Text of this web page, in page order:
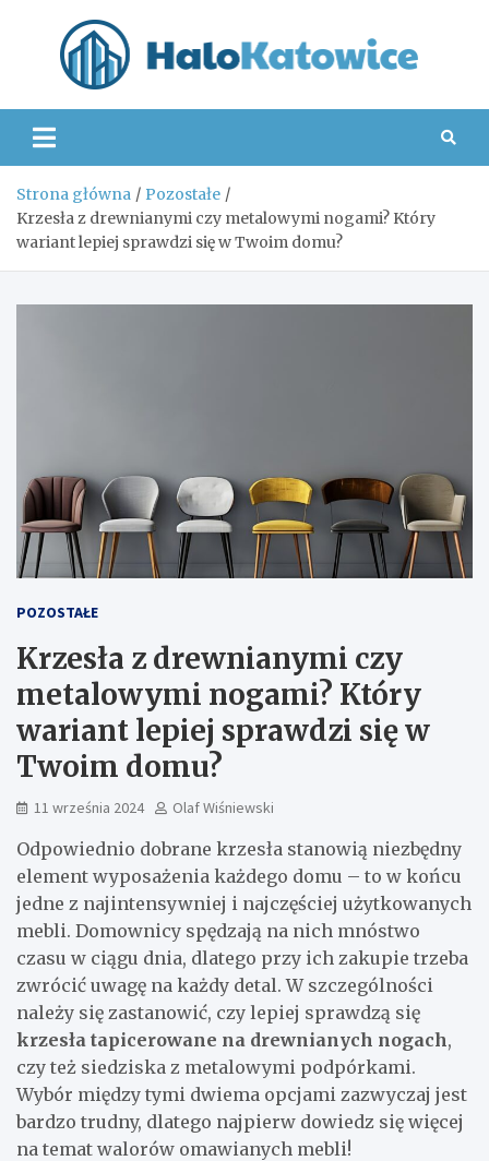
Strona główna
Pozostałe
Krzesła z drewnianymi czy metalowymi nogami? Który
wariant lepiej sprawdzi się w Twoim domu?
POZOSTAŁE
Krzesła z drewnianymi czy
metalowymi nogami? Który
wariant lepiej sprawdzi się w
Twoim domu?
11 września 2024 Olaf Wiśniewski
Odpowiednio dobrane krzesła stanowią niezbędny
element wyposażenia każdego domu – to w końcu
jedne z najintensywniej i najczęściej użytkowanych
mebli. Domownicy spędzają na nich mnóstwo
czasu w ciągu dnia, dlatego przy ich zakupie trzeba
zwrócić uwagę na każdy detal. W szczególności
należy się zastanowić, czy lepiej sprawdzą się
krzesła tapicerowane na drewnianych nogach,
czy też siedziska z metalowymi podpórkami.
Wybór między tymi dwiema opcjami zazwyczaj jest
bardzo trudny, dlatego najpierw dowiedz się więcej
na temat walorów omawianych mebli!